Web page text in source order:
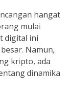
hangat
mulai
digital ini
Namun,
kripto, ada
dinamika